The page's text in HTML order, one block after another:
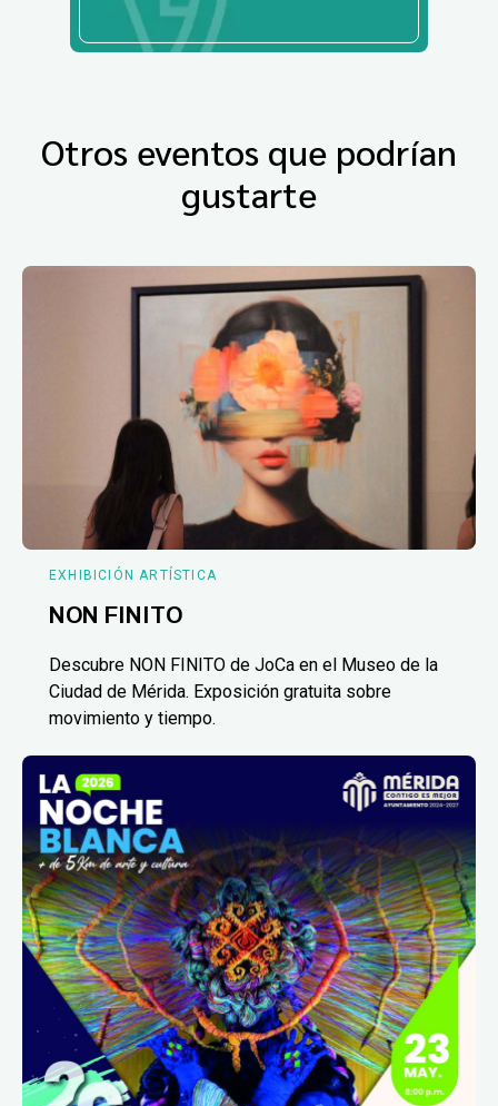
Otros eventos que podrían
gustarte
EXHIBICIÓN ARTÍSTICA
NON FINITO
Descubre NON FINITO de JoCa en el Museo de la
Ciudad de Mérida. Exposición gratuita sobre
movimiento y tiempo.